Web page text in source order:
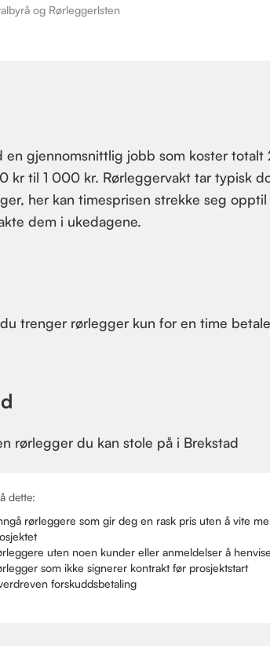
og Rørleggerlsten
en gjennomsnittlig jobb som koster totalt
kr til 1 000 kr. Rørleggervakt tar typisk
her kan timesprisen strekke seg opptil
dem i ukedagene.
trenger rørlegger kun for en time
rørlegger du kan stole på i Brekstad
dette:
rørleggere som gir deg en rask pris uten å vite
uten noen kunder eller anmeldelser å
som ikke signerer kontrakt før prosjektstart
forskuddsbetaling